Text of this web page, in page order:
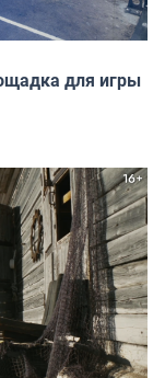
для игры